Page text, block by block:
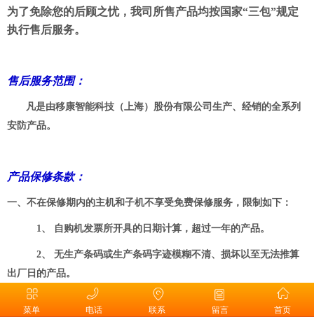
为了免除您的后顾之忧，我司所售产品均按国家“三包”规定
执行售后服务。
售后服务范围：
凡是由移康智能科技（上海）股份有限公司生产、经销的全系列
安防产品。
产品保修条款：
一、不在保修期内的主机和子机不享受免费保修服务，限制如下：
1、 自购机发票所开具的日期计算，超过一年的产品。
2、 无生产条码或生产条码字迹模糊不清、损坏以至无法推算
出厂日的产品。
3、 购机发票遗失或者发票日期栏存在涂改，损毁，模糊不清
菜单 电话 联系 留言 首页